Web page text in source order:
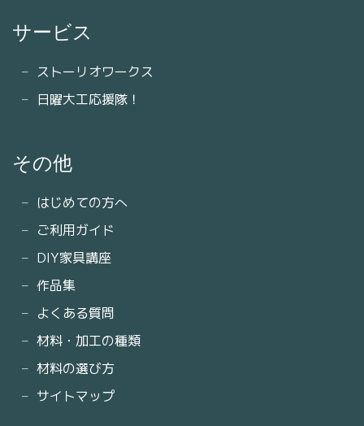
サービス
ストーリオワークス
日曜大工応援隊！
その他
はじめての方へ
ご利用ガイド
DIY家具講座
作品集
よくある質問
材料・加工の種類
材料の選び方
サイトマップ